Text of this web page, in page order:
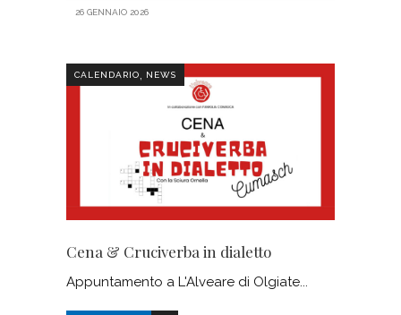
26 GENNAIO 2026
CALENDARIO, NEWS
Cena & Cruciverba in dialetto
Appuntamento a L'Alveare di Olgiate